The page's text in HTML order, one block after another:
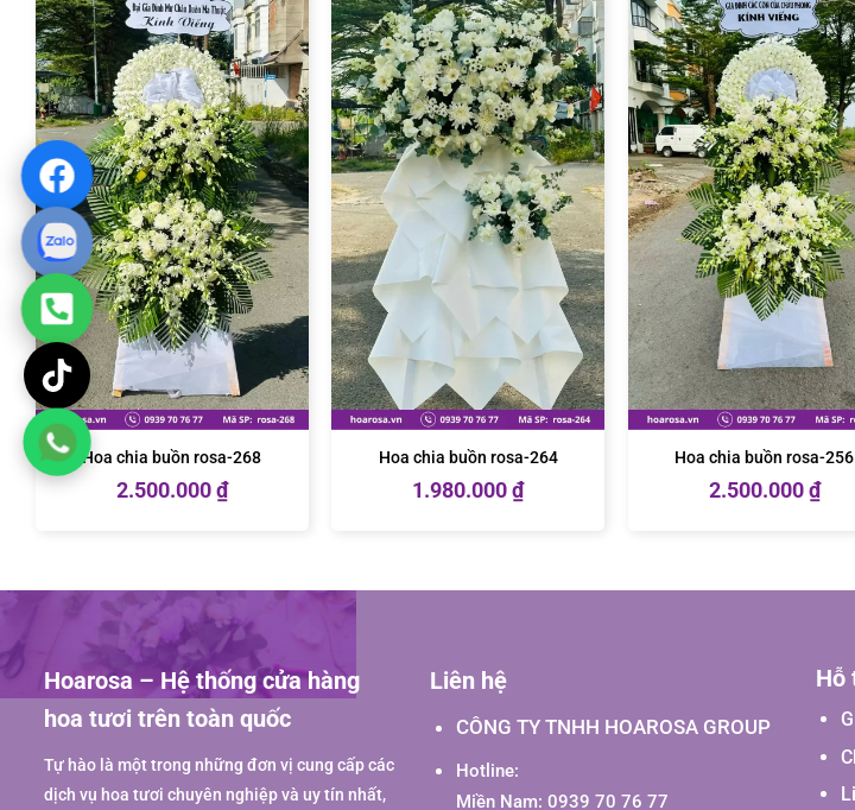
Hoa chia buồn rosa-268
2.500.000₫
Hoa chia buồn rosa-264
1.980.000₫
Hoa chia buồn rosa-256
2.500.000₫
Hoarosa – Hệ thống cửa hàng
hoa tươi trên toàn quốc
Tự hào là một trong những đơn vị cung cấp các
dịch vụ hoa tươi chuyên nghiệp và uy tín nhất,
Liên hệ
CÔNG TY TNHH HOAROSA GROUP
Hotline:
Miền Nam: 0939 70 76 77
Hỗ